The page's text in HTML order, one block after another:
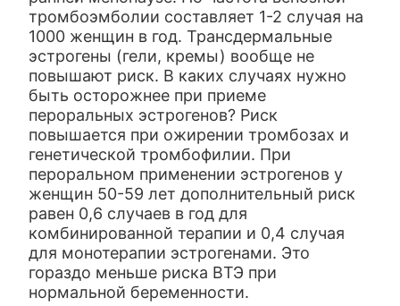
тромбоэмболии составляет 1-2 случая на
1000 женщин в год. Трансдермальные
эстрогены (гели, кремы) вообще не
повышают риск. В каких случаях нужно
быть осторожнее при приеме
пероральных эстрогенов? Риск
повышается при ожирении тромбозах и
генетической тромбофилии. При
пероральном применении эстрогенов у
женщин 50-59 лет дополнительный риск
равен 0,6 случаев в год для
комбинированной терапии и 0,4 случая
для монотерапии эстрогенами. Это
гораздо меньше риска ВТЭ при
нормальной беременности.